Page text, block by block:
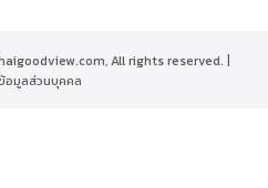
All rights reserved. |
อมูลส่วนบุคคล